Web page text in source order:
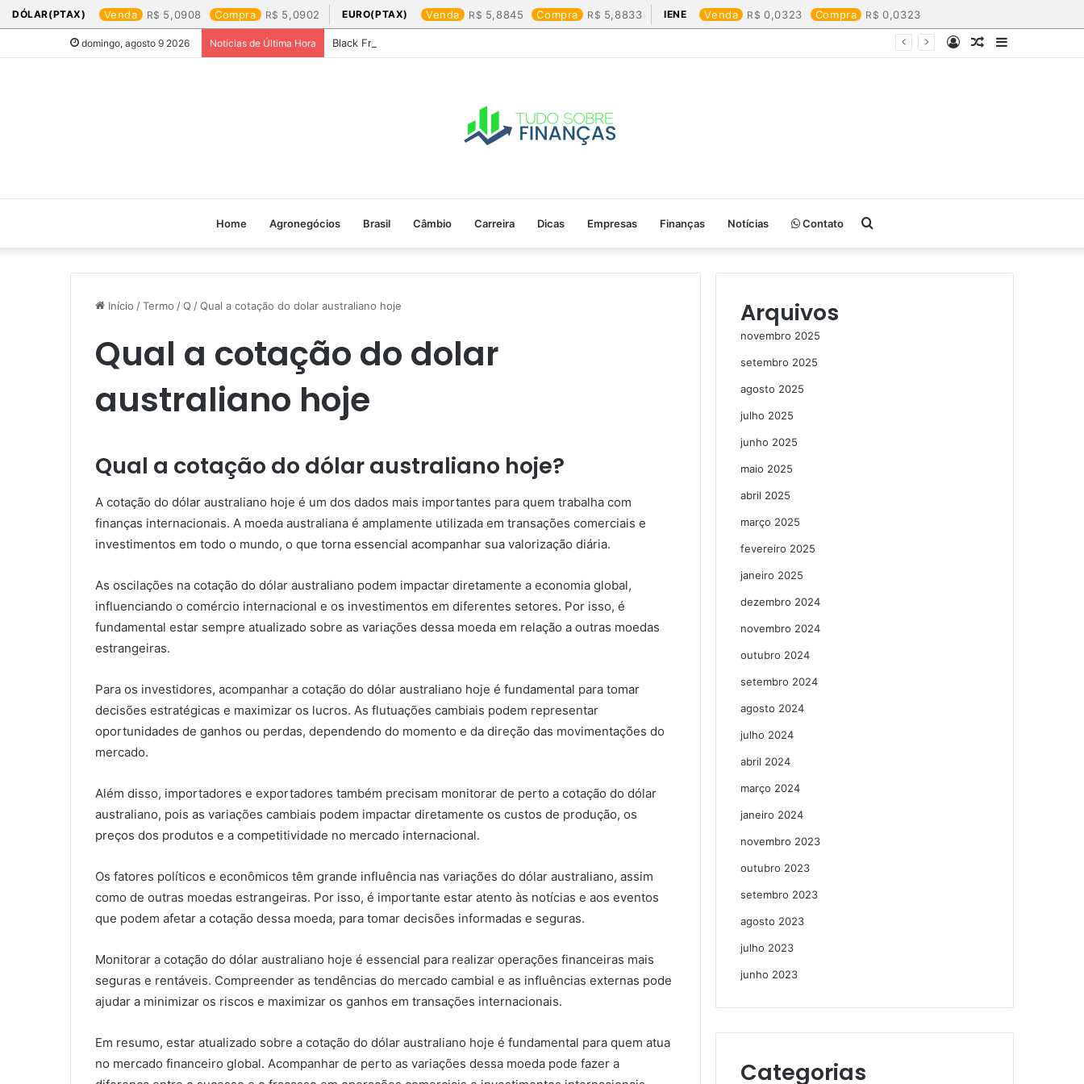
DÓLAR(PTAX) Venda 5,0908 Compra 5,0902 EURO(PTAX) Venda 5,8845 Compra 5,8833 IENE Venda 0,0323 Compra 0,0323
domingo, agosto 9 2026 Notícias de Última Hora Black Friday: os produtos que mais valem a pena
Barra
Artigo
Entrar
Home Agronegócios Brasil Câmbio Carreira Dicas Empresas Finanças Notícias Contato Procurar
por
Início /Termo /Q /Qual a cotação do dolar australiano hoje​
Qual a cotação do dolar
australiano hoje​
Qual a cotação do dólar australiano hoje?
A cotação do dólar australiano hoje é um dos dados mais importantes para quem trabalha com
finanças internacionais. A moeda australiana é amplamente utilizada em transações comerciais e
investimentos em todo o mundo, o que torna essencial acompanhar sua valorização diária.
As oscilações na cotação do dólar australiano podem impactar diretamente a economia global,
influenciando o comércio internacional e os investimentos em diferentes setores. Por isso, é
fundamental estar sempre atualizado sobre as variações dessa moeda em relação a outras moedas
estrangeiras.
Para os investidores, acompanhar a cotação do dólar australiano hoje é fundamental para tomar
decisões estratégicas e maximizar os lucros. As flutuações cambiais podem representar
oportunidades de ganhos ou perdas, dependendo do momento e da direção das movimentações do
mercado.
Além disso, importadores e exportadores também precisam monitorar de perto a cotação do dólar
australiano, pois as variações cambiais podem impactar diretamente os custos de produção, os
preços dos produtos e a competitividade no mercado internacional.
Os fatores políticos e econômicos têm grande influência nas variações do dólar australiano, assim
como de outras moedas estrangeiras. Por isso, é importante estar atento às notícias e aos eventos
que podem afetar a cotação dessa moeda, para tomar decisões informadas e seguras.
Monitorar a cotação do dólar australiano hoje é essencial para realizar operações financeiras mais
seguras e rentáveis. Compreender as tendências do mercado cambial e as influências externas pode
ajudar a minimizar os riscos e maximizar os ganhos em transações internacionais.
Em resumo, estar atualizado sobre a cotação do dólar australiano hoje é fundamental para quem atua
no mercado financeiro global. Acompanhar de perto as variações dessa moeda pode fazer a
Arquivos
novembro 2025
setembro 2025
agosto 2025
julho 2025
junho 2025
maio 2025
abril 2025
março 2025
fevereiro 2025
janeiro 2025
dezembro 2024
novembro 2024
outubro 2024
setembro 2024
agosto 2024
julho 2024
abril 2024
março 2024
janeiro 2024
novembro 2023
outubro 2023
setembro 2023
agosto 2023
julho 2023
junho 2023
Categorias